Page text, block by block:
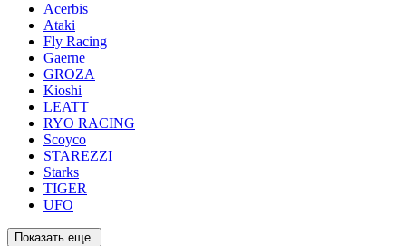
Acerbis
Ataki
Fly Racing
Gaerne
GROZA
Kioshi
LEATT
RYO RACING
Scoyco
STAREZZI
Starks
TIGER
UFO
Показать еще